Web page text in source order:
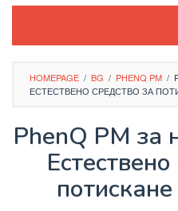
HOMEPAGE / BG / PHENQ PM /
ЕСТЕСТВЕНО СРЕДСТВО ЗА
PhenQ PM за